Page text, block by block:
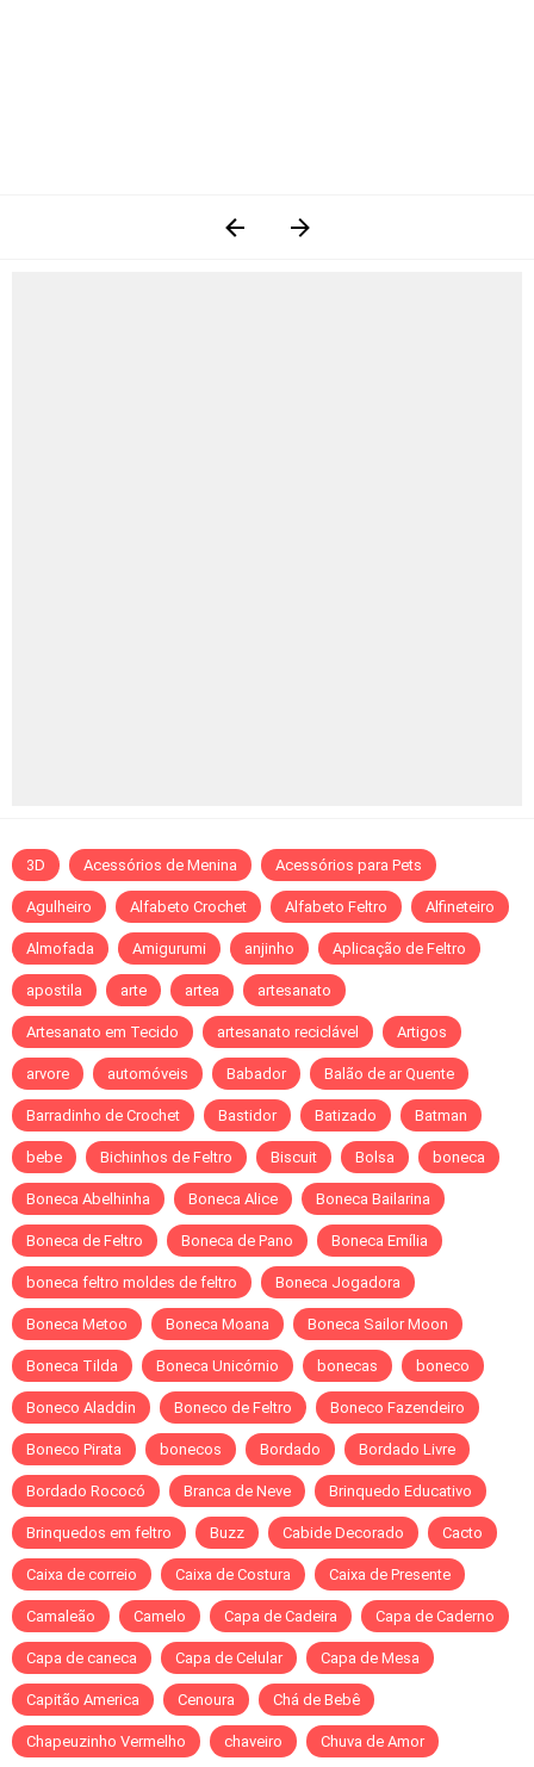
3D Acessórios de Menina Acessórios para Pets
Agulheiro Alfabeto Crochet Alfabeto Feltro Alfineteiro
Almofada Amigurumi anjinho Aplicação de Feltro
apostila arte artea artesanato
Artesanato em Tecido artesanato reciclável Artigos
arvore automóveis Babador Balão de ar Quente
Barradinho de Crochet Bastidor Batizado Batman
bebe Bichinhos de Feltro Biscuit Bolsa boneca
Boneca Abelhinha Boneca Alice Boneca Bailarina
Boneca de Feltro Boneca de Pano Boneca Emília
boneca feltro moldes de feltro Boneca Jogadora
Boneca Metoo Boneca Moana Boneca Sailor Moon
Boneca Tilda Boneca Unicórnio bonecas boneco
Boneco Aladdin Boneco de Feltro Boneco Fazendeiro
Boneco Pirata bonecos Bordado Bordado Livre
Bordado Rococó Branca de Neve Brinquedo Educativo
Brinquedos em feltro Buzz Cabide Decorado Cacto
Caixa de correio Caixa de Costura Caixa de Presente
Camaleão Camelo Capa de Cadeira Capa de Caderno
Capa de caneca Capa de Celular Capa de Mesa
Capitão America Cenoura Chá de Bebê
Chapeuzinho Vermelho chaveiro Chuva de Amor